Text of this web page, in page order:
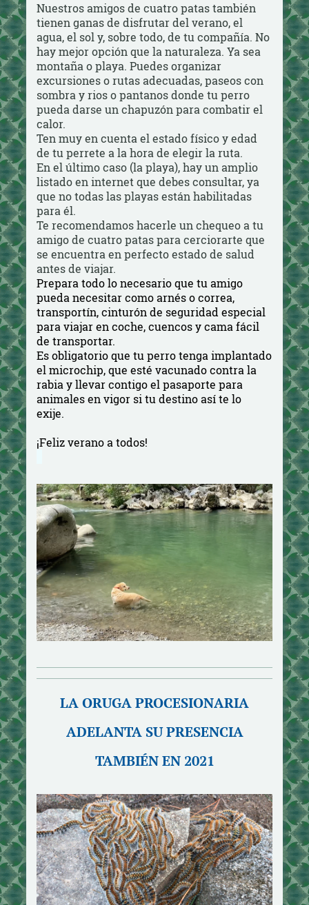
Nuestros amigos de cuatro patas también
tienen ganas de disfrutar del verano, el
agua, el sol y, sobre todo, de tu compañía. No
hay mejor opción que la naturaleza. Ya sea
montaña o playa. Puedes organizar
excursiones o rutas adecuadas, paseos con
sombra y rios o pantanos donde tu perro
pueda darse un chapuzón para combatir el
calor.
Ten muy en cuenta el estado físico y edad
de tu perrete a la hora de elegir la ruta.
En el último caso (la playa), hay un amplio
listado en internet que debes consultar, ya
que no todas las playas están habilitadas
para él.
Te recomendamos hacerle un chequeo a tu
amigo de cuatro patas para cerciorarte que
se encuentra en perfecto estado de salud
antes de viajar.
Prepara todo lo necesario que tu amigo
pueda necesitar como arnés o correa,
transportín, cinturón de seguridad especial
para viajar en coche, cuencos y cama fácil
de transportar.
Es obligatorio que tu perro tenga implantado
el microchip, que esté vacunado contra la
rabia y llevar contigo el pasaporte para
animales en vigor si tu destino así te lo
exije.
¡Feliz verano a todos!
LA ORUGA PROCESIONARIA
ADELANTA SU PRESENCIA
TAMBIÉN EN 2021